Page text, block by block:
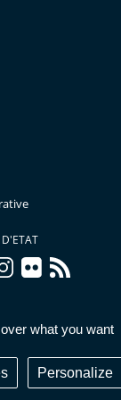
what you want
Personalize
D'ETAT
flickr rss
Accessibilité :